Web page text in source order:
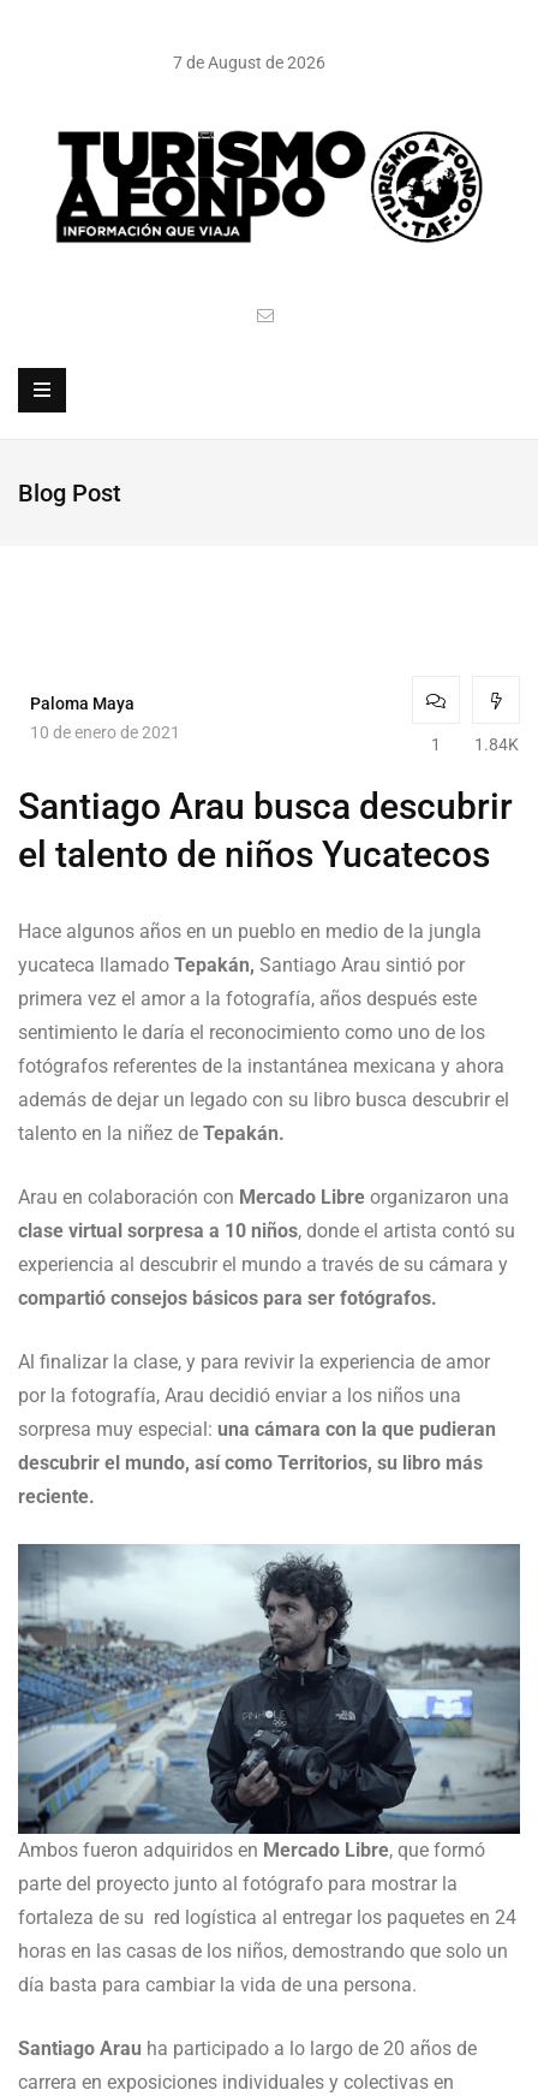
7 de August de 2026
Blog Post
Paloma Maya
10 de enero de 2021
1 1.84K
Santiago Arau busca descubrir
el talento de niños Yucatecos
Hace algunos años en un pueblo en medio de la jungla
yucateca llamado Tepakán, Santiago Arau sintió por
primera vez el amor a la fotografía, años después este
sentimiento le daría el reconocimiento como uno de los
fotógrafos referentes de la instantánea mexicana y ahora
además de dejar un legado con su libro busca descubrir el
talento en la niñez de Tepakán.
Arau en colaboración con Mercado Libre organizaron una
clase virtual sorpresa a 10 niños, donde el artista contó su
experiencia al descubrir el mundo a través de su cámara y
compartió consejos básicos para ser fotógrafos.
Al finalizar la clase, y para revivir la experiencia de amor
por la fotografía, Arau decidió enviar a los niños una
sorpresa muy especial: una cámara con la que pudieran
descubrir el mundo, así como Territorios, su libro más
reciente.
Ambos fueron adquiridos en Mercado Libre, que formó
parte del proyecto junto al fotógrafo para mostrar la
fortaleza de su red logística al entregar los paquetes en 24
horas en las casas de los niños, demostrando que solo un
día basta para cambiar la vida de una persona.
Santiago Arau ha participado a lo largo de 20 años de
carrera en exposiciones individuales y colectivas en